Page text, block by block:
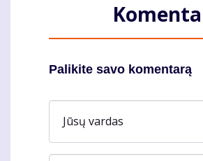
Palikite savo komentarą
Jūsų vardas